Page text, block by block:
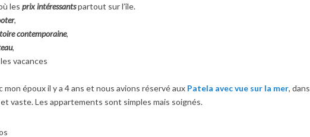
les prix intéressantspartout sur l’île.
,
contemporaine,
,
vacances
mon époux il y a 4 ans et nous avions réservé aux Patela avec vue sur la mer, dans
vaste. Les appartements sont simples mais soignés.